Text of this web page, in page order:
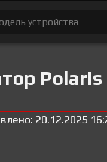
Polaris
20.12.2025